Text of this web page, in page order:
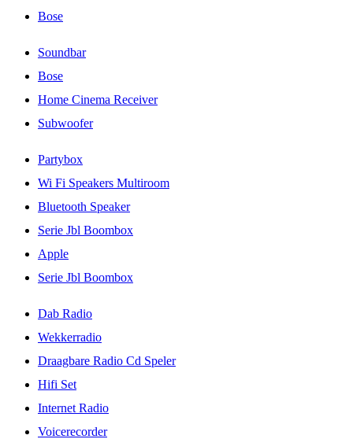
Bose
Soundbar
Bose
Home Cinema Receiver
Subwoofer
Partybox
Wi Fi Speakers Multiroom
Bluetooth Speaker
Serie Jbl Boombox
Apple
Serie Jbl Boombox
Dab Radio
Wekkerradio
Draagbare Radio Cd Speler
Hifi Set
Internet Radio
Voicerecorder